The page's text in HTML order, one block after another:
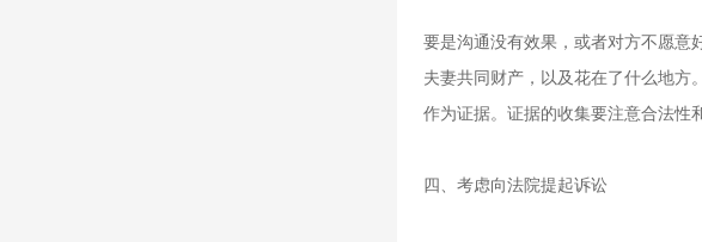
要是沟通没有效果，或者对方不愿意
夫妻共同财产，以及花在了什么地方
作为证据。证据的收集要注意合法性
四、考虑向法院提起诉讼